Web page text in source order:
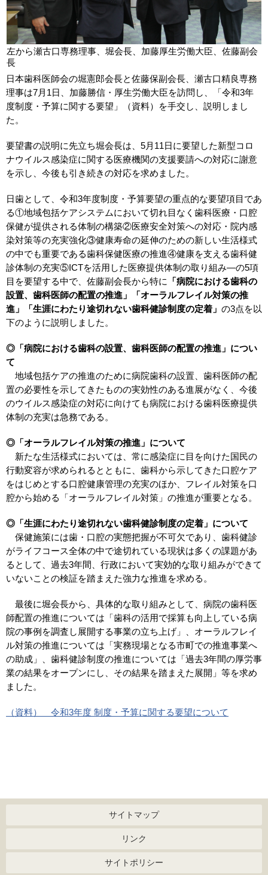
左から瀬古口専務理事、堀会長、加藤厚生労働大臣、佐藤副会
長
日本歯科医師会の堀憲郎会長と佐藤保副会長、瀬古口精良専務
理事は7月1日、加藤勝信・厚生労働大臣を訪問し、「令和3年
度制度・予算に関する要望」（資料）を手交し、説明しまし
た。
要望書の説明に先立ち堀会長は、5月11日に要望した新型コロ
ナウイルス感染症に関する医療機関の支援要請への対応に謝意
を示し、今後も引き続きの対応を求めました。
日歯として、令和3年度制度・予算要望の重点的な要望項目であ
る①地域包括ケアシステムにおいて切れ目なく歯科医療・口腔
保健が提供される体制の構築②医療安全対策への対応・院内感
染対策等の充実強化③健康寿命の延伸のための新しい生活様式
の中でも重要である歯科保健医療の推進④健康を支える歯科健
診体制の充実⑤ICTを活用した医療提供体制の取り組み―の5項
目を要望する中で、佐藤副会長から特に
「病院における歯科の
設置、歯科医師の配置の推進」「オーラルフレイル対策の推
進」「生涯にわたり途切れない歯科健診制度の定着」 の3点を以
下のように説明しました。
◎「病院における歯科の設置、歯科医師の配置の推進」につい
て
地域包括ケアの推進のために病院歯科の設置、歯科医師の配
置の必要性を示してきたものの実効性のある進展がなく、今後
のウイルス感染症の対応に向けても病院における歯科医療提供
体制の充実は急務である。
◎「オーラルフレイル対策の推進」について
新たな生活様式においては、常に感染症に目を向けた国民の
行動変容が求められるとともに、歯科から示してきた口腔ケア
をはじめとする口腔健康管理の充実のほか、フレイル対策を口
腔から始める「オーラルフレイル対策」の推進が重要となる。
◎「生涯にわたり途切れない歯科健診制度の定着」について
保健施策には歯・口腔の実態把握が不可欠であり、歯科健診
がライフコース全体の中で途切れている現状は多くの課題があ
るとして、過去3年間、行政において実効的な取り組みができて
いないことの検証を踏まえた強力な推進を求める。
最後に堀会長から、具体的な取り組みとして、病院の歯科医
師配置の推進については「歯科の活用で採算も向上している病
院の事例を調査し展開する事業の立ち上げ」、オーラルフレイ
ル対策の推進については「実務現場となる市町での推進事業へ
の助成」、歯科健診制度の推進については「過去3年間の厚労事
業の結果をオープンにし、その結果を踏まえた展開」等を求め
ました。
（資料） 令和3年度 制度・予算に関する要望について
サイトマップ
リンク
サイトポリシー